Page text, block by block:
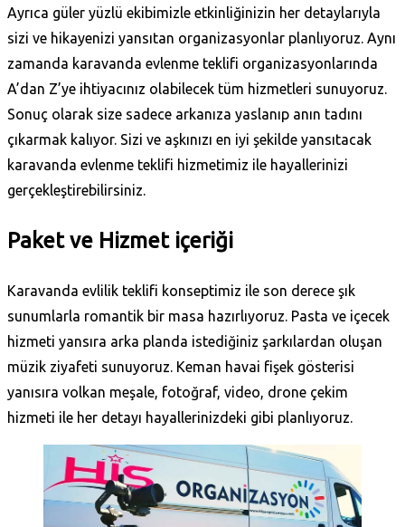
Ayrıca güler yüzlü ekibimizle etkinliğinizin her detaylarıyla
sizi ve hikayenizi yansıtan organizasyonlar planlıyoruz. Aynı
zamanda karavanda evlenme teklifi organizasyonlarında
A’dan Z’ye ihtiyacınız olabilecek tüm hizmetleri sunuyoruz.
Sonuç olarak size sadece arkanıza yaslanıp anın tadını
çıkarmak kalıyor. Sizi ve aşkınızı en iyi şekilde yansıtacak
karavanda evlenme teklifi hizmetimiz ile hayallerinizi
gerçekleştirebilirsiniz.
Paket ve Hizmet içeriği
Karavanda evlilik teklifi konseptimiz ile son derece şık
sunumlarla romantik bir masa hazırlıyoruz. Pasta ve içecek
hizmeti yansıra arka planda istediğiniz şarkılardan oluşan
müzik ziyafeti sunuyoruz. Keman havai fişek gösterisi
yanısıra volkan meşale, fotoğraf, video, drone çekim
hizmeti ile her detayı hayallerinizdeki gibi planlıyoruz.